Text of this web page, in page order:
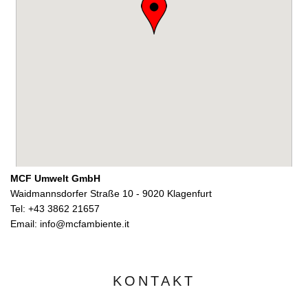
MCF Umwelt GmbH
Waidmannsdorfer Straße 10 - 9020 Klagenfurt
Tel: +43 3862 21657
Email: info@mcfambiente.it
KONTAKT